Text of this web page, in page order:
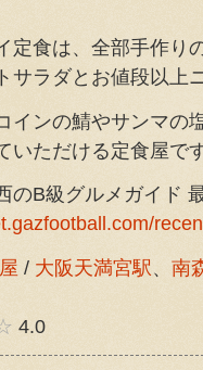
定食は、全部手作り
サラダとお値段以上
インの鯖やサンマの
いただける定食屋で
のB級グルメガイド
/ 大阪天満宮駅、 南
4.0